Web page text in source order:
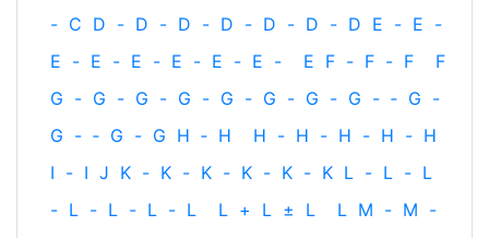
- C D - D - D - D - D - D - D E - E -
E - E - E - E - E - E - E F - F - F
F
G - G - G - G - G - G - G - G - ‐ G -
G - ‐ G - G H ‐ H H - H - H - H - H
I - I J K - K - K - K - K - K L - L - L
- L - L - L - L L + L ± L L M - M -